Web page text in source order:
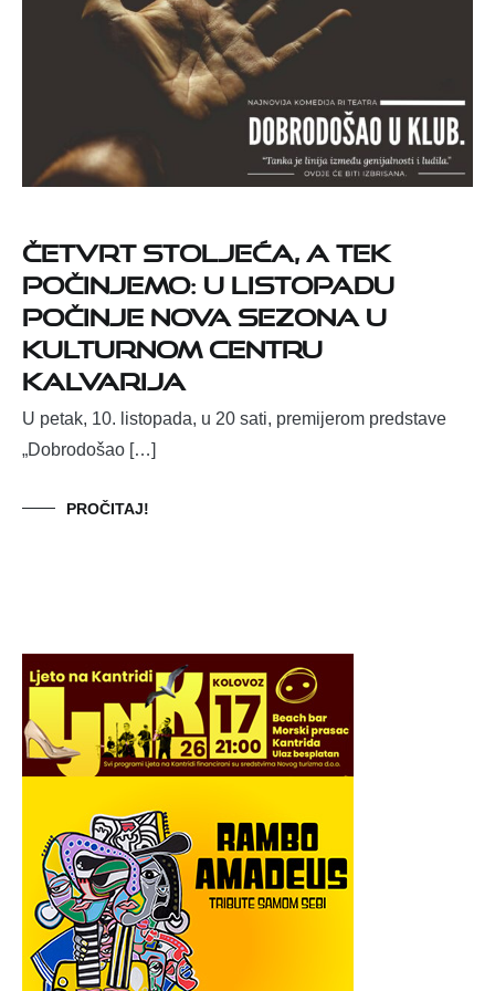
Četvrt stoljeća, a tek
počinjemo: U listopadu
počinje nova sezona u
Kulturnom centru
Kalvarija
U petak, 10. listopada, u 20 sati, premijerom predstave
„Dobrodošao […]
PROČITAJ!